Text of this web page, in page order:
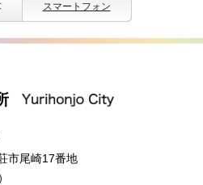
スマートフォン
市尾崎17番地